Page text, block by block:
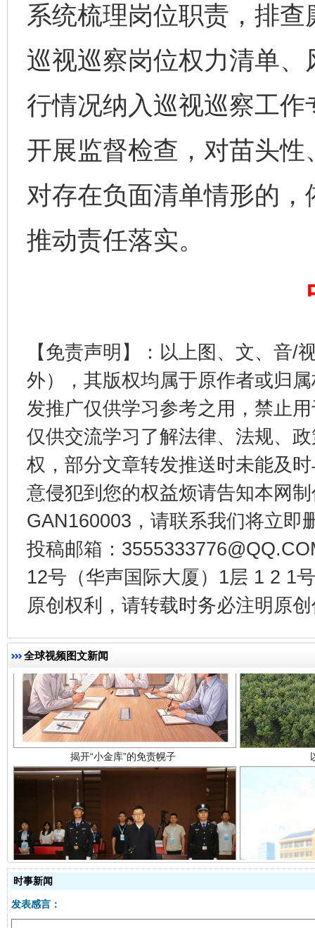
系统梳理岗位职责，排
巡视巡察岗位权力清单
行情况纳入巡视巡察工
开展监督检查，对苗头
对存在负面清单情形的
推动责任落实。
【免责声明】：以上图、文、音/
外），其版权均属于原作者或归
发推广仅供学习参考之用，禁止
仅供交流学习了解法律、法规、
权，部分文章转发推送时未能及
意侵犯到您的权益烦请告知本网
GAN160003，请联系我们将立即
投稿邮箱：
12号（华声国际大厦）1层 1 2 1
原创权利，请转载时务必注明原
全球视频图文新闻
完善运行机制助力责任有效落实 一纸欠
千年窑火 生生不息
揭开“小金库”的免责幌子
受贿1.44亿！段成刚被判无期 从幼
时事新闻
发表感言：